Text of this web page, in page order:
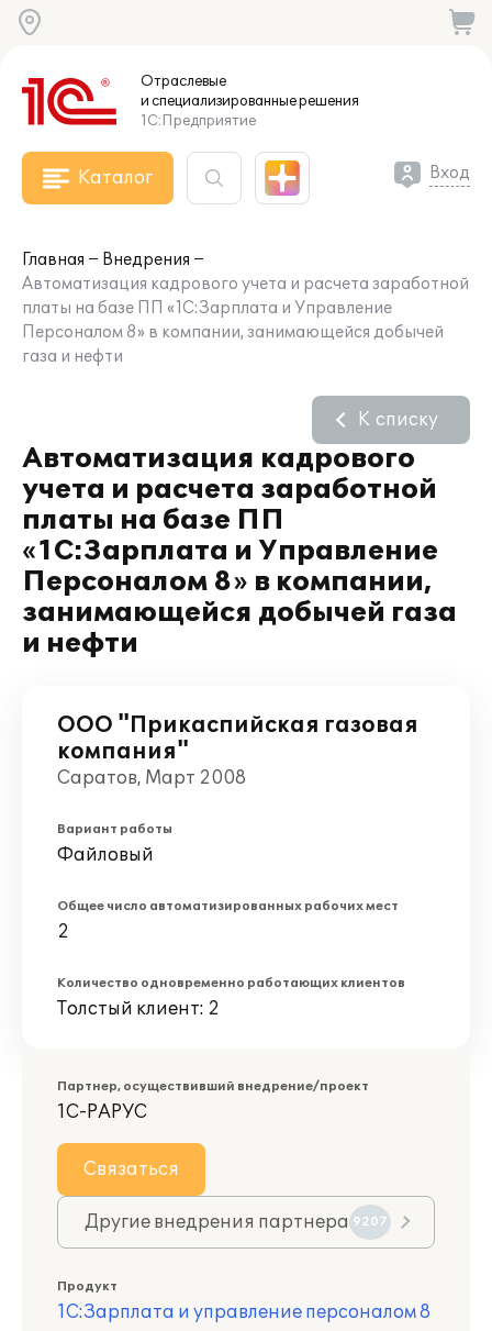
Отраслевые
и специализированныерешения
1С:Предприятие
Каталог Вход
Главная
Внедрения
Автоматизация кадрового учета и расчета заработной
платы на базе ПП «1С:Зарплата и Управление
Персоналом 8» в компании, занимающейся добычей
газа и нефти
Автоматизация кадрового
учета и расчета заработной
платы на базе ПП
«1С:Зарплата и Управление
Персоналом 8» в компании,
занимающейся добычей газа
и нефти
К списку
ООО "Прикаспийская газовая
компания"
Саратов, Март 2008
Вариант работы
Файловый
Общее число автоматизированных рабочих мест
2
Количество одновременно работающих клиентов
Толстый клиент: 2
Партнер, осуществивший внедрение/проект
1С-РАРУС
Связаться
Другие внедрения партнера 9207
Продукт
1С:Зарплата и управление персоналом 8